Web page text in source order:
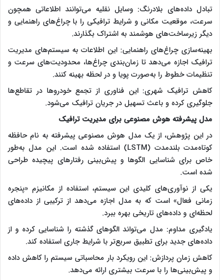
تبادل داده‌های بلادرنگ: وسایل نقلیه می‌توانند اطلاعاتی همچون
سرعت، موقعیت مکانی و شرایط ترافیکی را با چراغ‌های راهنمایی و
دیگر زیرساخت‌های هوشمند به اشتراک بگذارند.
بهینه‌سازی چراغ‌های راهنمایی: این اطلاعات به سیستم‌های مدیریت
ترافیک اجازه می‌دهد تا زمان‌بندی چراغ‌ها، محدودیت‌های سرعت و
تنظیمات خطوط را به‌صورت پویا و در لحظه بهینه کنند.
کاهش ترافیک شهری: این فناوری از تجمع خودروها در تقاطع‌ها
جلوگیری کرده و باعث تسهیل در جریان ترافیک می‌شود.
مدل پیشرفته هوش مصنوعی برای مدیریت ترافیک
در این پژوهش، از یک مدل هوش مصنوعی پیشرفته به نام حافظه
کوتاه‌مدت بلندمدت (LSTM) استفاده شده است. این مدل به‌طور
خاص برای شناسایی الگوها و پیش‌بینی رفتارهای پیچیده طراحی
شده است.
یکی از نوآوری‌های کلیدی این سیستم، استفاده از مکانیزم «پنجره
زمانی فعال» است که به مدل اجازه می‌دهد از ترکیبی از داده‌های
لحظه‌ای و داده‌های تاریخی بهره ببرد.
یادگیری مداوم: مدل می‌تواند الگوهای گذشته را شناسایی کرده و از
داده‌های جدید برای تطبیق سریع‌تر با شرایط جاری استفاده کند.
کاهش زمان پردازش: این رویکرد بار محاسباتی سیستم را کاهش داده
و پیش‌بینی‌ها را با سرعت بیشتری ارائه می‌دهد.